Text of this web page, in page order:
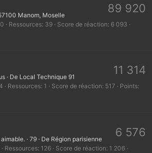
89 920
Manom, Moselle
Ressources 39 Score de réaction 6 093
11 314
· De Local Technique 91
Ressources 1 Score de réaction 517
Points
6 576
· 79 · De Région parisienne
Ressources 126 Score de réaction 1 206